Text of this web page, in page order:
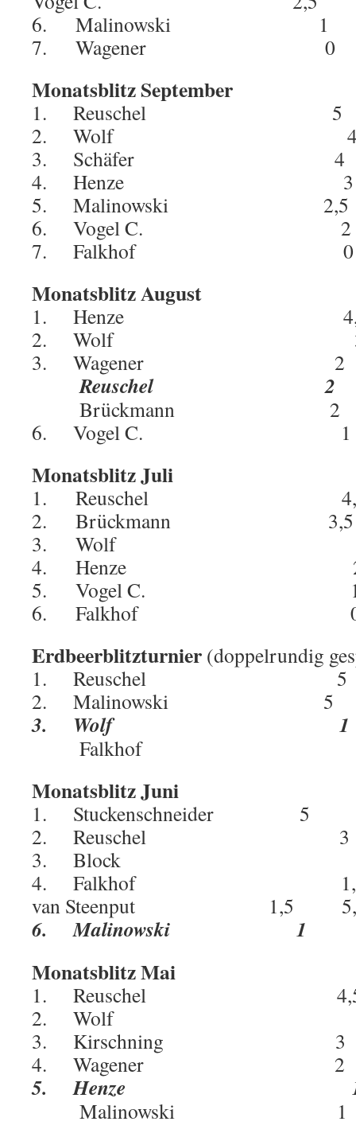
6. Malinowski
7. Wagener
Monatsblitz September
1. Reuschel 5
2. Wolf
3. Schäfer
4. Henze
5. Malinowski
6. Vogel C.
7. Falkhof
Monatsblitz August
1. Henze 4,5
2. Wolf
3. Wagener
Reuschel
Brückmann
6. Vogel C.
Monatsblitz Juli
1. Reuschel
2. Brückmann
3. Wolf
4. Henze
5. Vogel C.
6. Falkhof
Erdbeerblitzturnier (doppelrundig
1. Reuschel
2. Malinowski
3. Wolf 1
Falkhof 1
Monatsblitz Juni
1. Stuckenschneider 5
2. Reuschel
3. Block
4. Falkhof
van Steenput 1,5
6. Malinowski 1
Monatsblitz Mai
1. Reuschel
2. Wolf
3. Kirschning
4. Wagener
5. Henze 1
Malinowski